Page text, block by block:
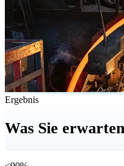
Ergebnis
Was Sie